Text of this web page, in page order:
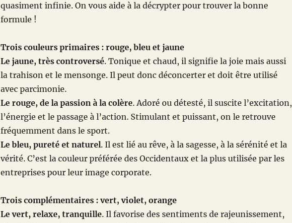
quasiment infinie. On vous aide à la décrypter pour trouver la bonne
formule !
Trois couleurs primaires : rouge, bleu et jaune
Le jaune, très controversé. Tonique et chaud, il signifie la joie mais aussi
la trahison et le mensonge. Il peut donc déconcerter et doit être utilisé
avec parcimonie.
Le rouge, de la passion à la colère. Adoré ou détesté, il suscite l’excitation,
l’énergie et le passage à l’action. Stimulant et puissant, on le retrouve
fréquemment dans le sport.
Le bleu, pureté et naturel. Il est lié au rêve, à la sagesse, à la sérénité et la
vérité. C’est la couleur préférée des Occidentaux et la plus utilisée par les
entreprises pour leur image corporate.
Trois complémentaires : vert, violet, orange
Le vert, relaxe, tranquille. Il favorise des sentiments de rajeunissement,